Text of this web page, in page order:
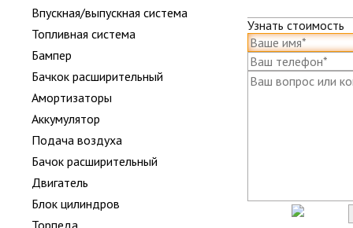
Впускная/выпускная система
Топливная система
Бампер
Бачкок расширительный
Амортизаторы
Аккумулятор
Подача воздуха
Бачок расширительный
Двигатель
Блок цилиндров
Торпеда
Узнать стоимость